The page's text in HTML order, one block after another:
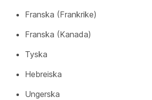
Franska (Frankrike)
Franska (Kanada)
Tyska
Hebreiska
Ungerska